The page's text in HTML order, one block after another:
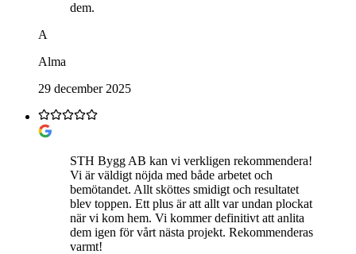
dem.
A
Alma
29 december 2025
STH Bygg AB kan vi verkligen rekommendera!
Vi är väldigt nöjda med både arbetet och
bemötandet. Allt sköttes smidigt och resultatet
blev toppen. Ett plus är att allt var undan plockat
när vi kom hem. Vi kommer definitivt att anlita
dem igen för vårt nästa projekt. Rekommenderas
varmt!